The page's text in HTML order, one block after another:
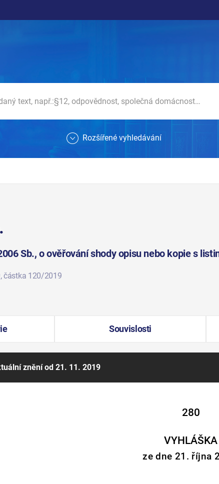
Rozšířené vyhledávání
Sb., o ověřování shody opisu nebo kopie s
, částka 120/2019
Souvislosti
zněníod 21. 11. 2019
280
VYHLÁŠKA
ze dne 21. října